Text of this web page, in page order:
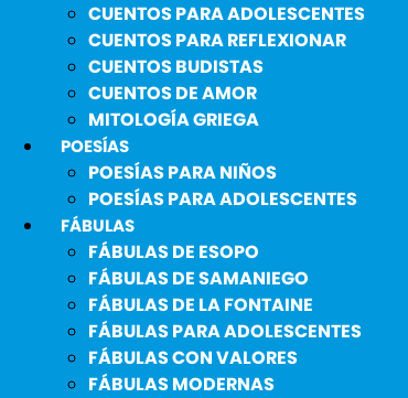
CUENTOS PARA ADOLESCENTES
CUENTOS PARA REFLEXIONAR
CUENTOS BUDISTAS
CUENTOS DE AMOR
MITOLOGÍA GRIEGA
POESÍAS
POESÍAS PARA NIÑOS
POESÍAS PARA ADOLESCENTES
FÁBULAS
FÁBULAS DE ESOPO
FÁBULAS DE SAMANIEGO
FÁBULAS DE LA FONTAINE
FÁBULAS PARA ADOLESCENTES
FÁBULAS CON VALORES
FÁBULAS MODERNAS